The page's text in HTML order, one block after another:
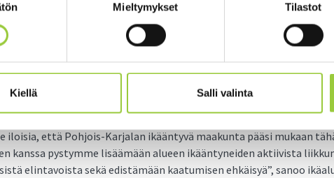
Mieltymykset Tilastot
Kiellä Salli valinta
on löytää terveytensä kannalta liian vähän liikkuvat iäkkäät ja
ryhmäliikuntaa, liikuntaneuvontaa, ulkoilua ja
vanhuuteen -ohjelma vahvistaa alueellista yhteistyötä, jonka avulla
toimintakykyä yhdessä kuntien ja järjestöjen kanssa.
ja siinä pienetkin teot ovat tärkeitä,” korostaa ikäihmisten
Kainuun hyvinvointialueelta.
iloisia, että Pohjois-Karjalan ikääntyvä maakunta pääsi mukaan
kanssa pystymme lisäämään alueen ikääntyneiden aktiivista
elintavoista sekä edistämään kaatumisen ehkäisyä”, sanoo